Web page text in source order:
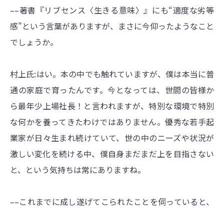
––著書『リブセンス〈生きる意味〉』にも“適度な劣等
感”という言葉がありますが、まさに今仰ったようなこと
でしょうか。
村上氏:はい。本の中でも触れていますが、僕は本当に普
通の家庭で育ったんです。今となっては、世間の皆様か
ら最年少上場社長！と言われますが、特別な環境で特別
な何かを養ってきたわけではありません。優秀な若手起
業家が日々生まれ続けていて、世の中のニーズや状況が
激しい変化を続ける中、僕自身まだまだ上を目指さない
と、という気持ちは常にありますね。
––これまでに成し遂げてこられたことを伺っていると、